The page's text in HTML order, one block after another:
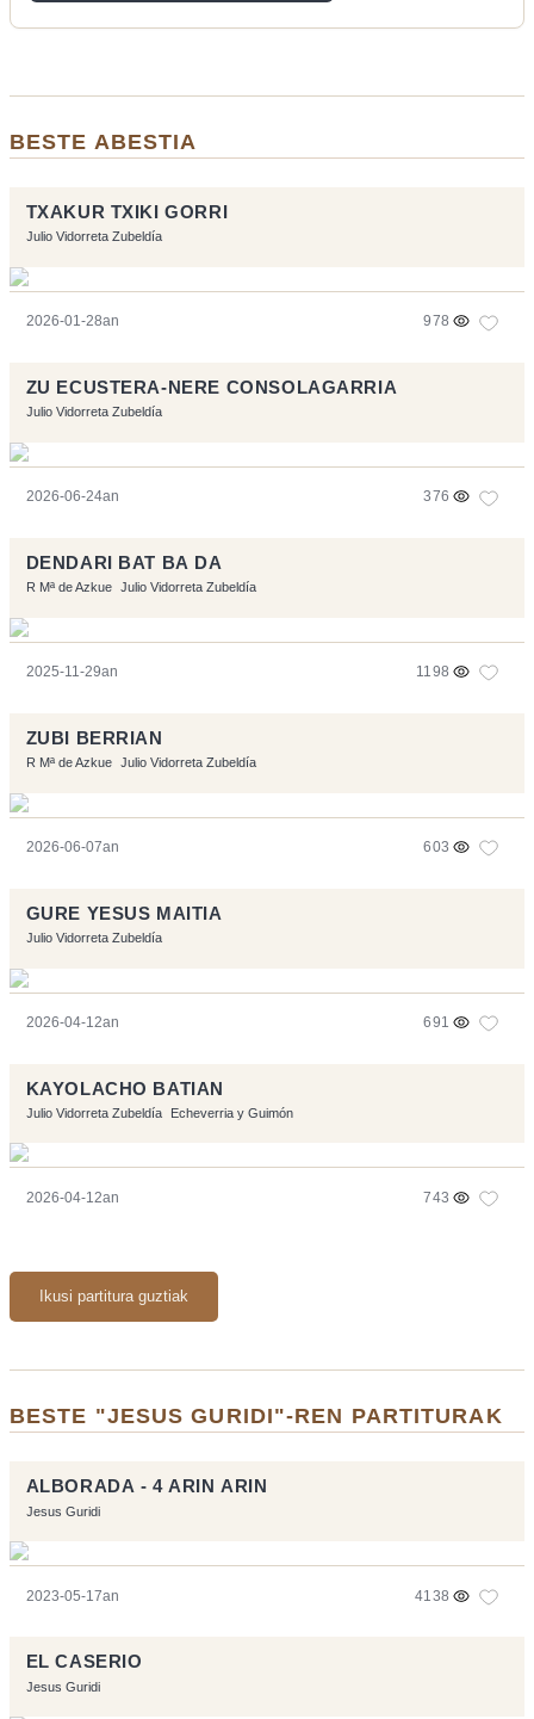
BESTE ABESTIA
TXAKUR TXIKI GORRI
Julio Vidorreta Zubeldía
2026-01-28an 978
ZU ECUSTERA-NERE CONSOLAGARRIA
Julio Vidorreta Zubeldía
2026-06-24an 376
DENDARI BAT BA DA
R Mª de Azkue Julio Vidorreta Zubeldía
2025-11-29an 1198
ZUBI BERRIAN
R Mª de Azkue Julio Vidorreta Zubeldía
2026-06-07an 603
GURE YESUS MAITIA
Julio Vidorreta Zubeldía
2026-04-12an 691
KAYOLACHO BATIAN
Julio Vidorreta Zubeldía Echeverria y Guimón
2026-04-12an 743
Ikusi partitura guztiak
BESTE "JESUS GURIDI"-REN PARTITURAK
ALBORADA - 4 ARIN ARIN
Jesus Guridi
2023-05-17an 4138
EL CASERIO
Jesus Guridi